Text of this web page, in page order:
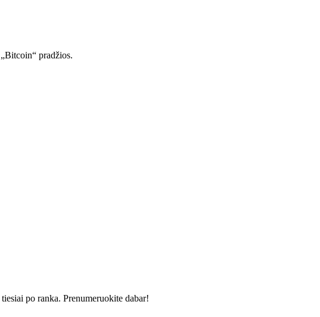
pradžios.
po ranka. Prenumeruokite dabar!